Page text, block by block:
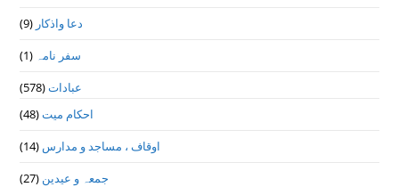
دعا واذكار (9)
سفر نامہ (1)
عبادات(578)
احکام میت(48)
اوقاف ، مساجد و مدارس (14)
جمعہ و عیدین (27)